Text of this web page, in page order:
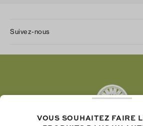
Suivez-nous
Pinterest
VOUS SOUHAITEZ FAIRE